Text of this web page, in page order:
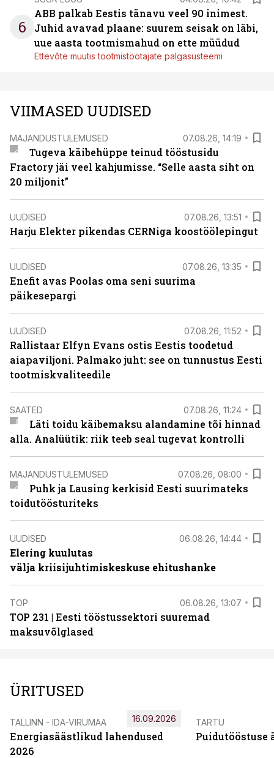
6
ABB palkab Eestis tänavu veel 90 inimest.
Juhid avavad plaane: suurem seisak on läbi,
uue aasta tootmismahud on ette müüdud
Ettevõte muutis tootmistöötajate palgasüsteemi
VIIMASED UUDISED
MAJANDUSTULEMUSED 07.08.26, 14:19
Tugeva käibehüppe teinud tööstusidu
Fractory jäi veel kahjumisse. “Selle aasta siht on
20 miljonit”
UUDISED 07.08.26, 13:51
Harju Elekter pikendas CERNiga koostöölepingut
UUDISED 07.08.26, 13:35
Enefit avas Poolas oma seni suurima
päikesepargi
UUDISED 07.08.26, 11:52
Rallistaar Elfyn Evans ostis Eestis toodetud
aiapaviljoni. Palmako juht: see on tunnustus Eesti
tootmiskvaliteedile
SAATED 07.08.26, 11:24
Läti toidu käibemaksu alandamine tõi hinnad
alla. Analüütik: riik teeb seal tugevat kontrolli
MAJANDUSTULEMUSED 07.08.26, 08:00
Puhk ja Lausing kerkisid Eesti suurimateks
toidutöösturiteks
UUDISED 06.08.26, 14:44
Elering kuulutas
välja kriisijuhtimiskeskuse ehitushanke
TOP 06.08.26, 13:07
TOP 231 | Eesti tööstussektori suuremad
maksuvõlglased
ÜRITUSED
TALLINN - IDA-VIRUMAA
Energiasäästlikud lahendused
2026
16.09.2026 TARTU
Puidutööstuse